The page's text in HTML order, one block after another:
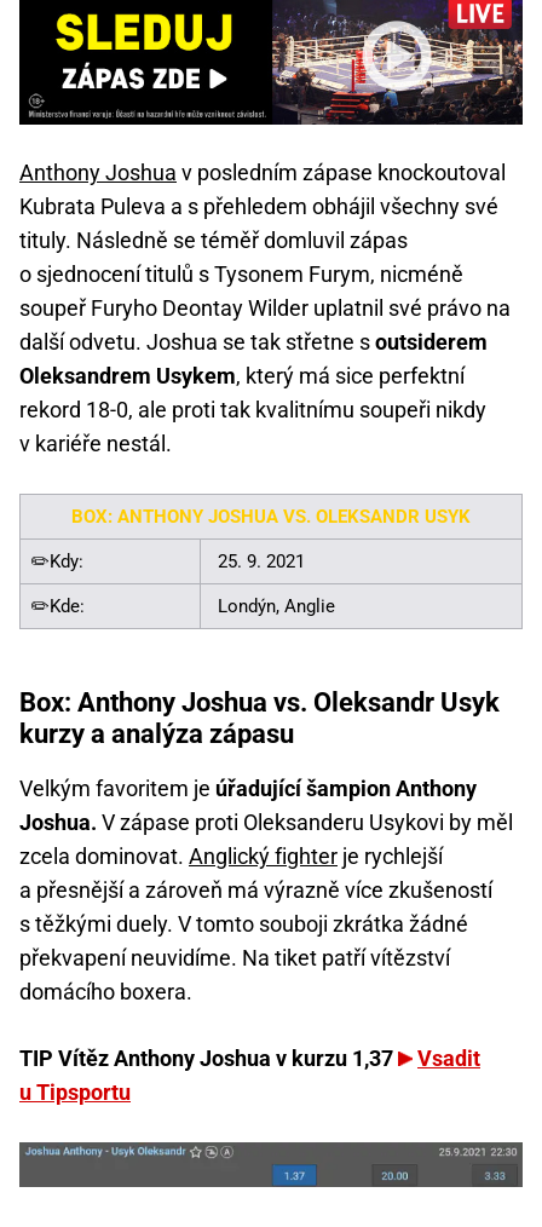
Anthony Joshua v posledním zápase knockoutoval
Kubrata Puleva a s přehledem obhájil všechny své
tituly. Následně se téměř domluvil zápas
o sjednocení titulů s Tysonem Furym, nicméně
soupeř Furyho Deontay Wilder uplatnil své právo na
další odvetu. Joshua se tak střetne soutsiderem
Oleksandrem Usykem, který má sice perfektní
rekord 18-0, ale proti tak kvalitnímu soupeři nikdy
v kariéře nestál.
BOX: ANTHONY JOSHUA VS. OLEKSANDR USYK
✏️Kdy: 25. 9. 2021
✏️Kde: Londýn, Anglie
Box: Anthony Joshua vs. Oleksandr Usyk
kurzy a analýza zápasu
Velkým favoritem je úřadující šampion Anthony
Joshua. V zápase proti Oleksanderu Usykovi by měl
zcela dominovat. Anglický fighter je rychlejší
a přesnější a zároveň má výrazně více zkušeností
s těžkými duely. V tomto souboji zkrátka žádné
překvapení neuvidíme. Na tiket patří vítězství
domácího boxera.
TIP Vítěz Anthony Joshua v kurzu 1,37
Vsadit
u Tipsportu